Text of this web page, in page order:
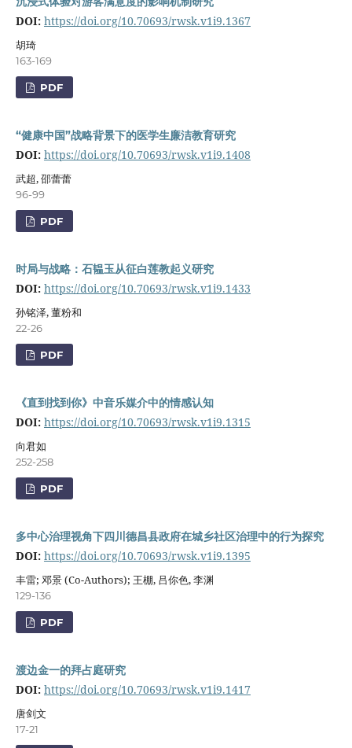
DOI: https://doi.org/10.70693/rwsk.v1i9.1367
胡琦
163-169
PDF
“健康中国”战略背景下的医学生廉洁教育研究
DOI: https://doi.org/10.70693/rwsk.v1i9.1408
武超, 邵蕾蕾
96-99
PDF
时局与战略：石韫玉从征白莲教起义研究
DOI: https://doi.org/10.70693/rwsk.v1i9.1433
孙铭泽, 董粉和
22-26
PDF
《直到找到你》中音乐媒介中的情感认知
DOI: https://doi.org/10.70693/rwsk.v1i9.1315
向君如
252-258
PDF
多中心治理视角下四川德昌县政府在城乡社区治理中的行为探究
DOI: https://doi.org/10.70693/rwsk.v1i9.1395
丰雷; 邓景 (Co-Authors); 王棚, 吕你色, 李渊
129-136
PDF
渡边金一的拜占庭研究
DOI: https://doi.org/10.70693/rwsk.v1i9.1417
唐剑文
17-21